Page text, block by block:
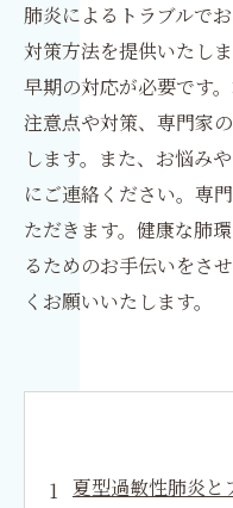
肺炎によるトラブルで
対策方法を提供いたし
早期の対応が必要です
注意点や対策、専門家
します。また、お悩み
にご連絡ください。専
ただきます。健康な肺
るためのお手伝いをさ
くお願いいたします。
夏型過敏性肺炎と